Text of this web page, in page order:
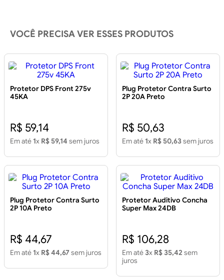
VOCÊ PRECISA VER ESSES PRODUTOS
Protetor DPS Front 275v
45KA
R$ 59,14
Em até 1x R$ 59,14 sem juros
Plug Protetor Contra Surto
2P 20A Preto
R$ 50,63
Em até 1x R$ 50,63sem juros
Plug Protetor Contra Surto
2P 10A Preto
R$ 44,67
Em até 1x R$ 44,67 sem juros
Protetor Auditivo Concha
Super Max 24DB
R$ 106,28
Em até 3x R$ 35,42 sem
juros